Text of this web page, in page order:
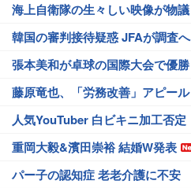
海上自衛隊の生々しい映像が物議
韓国の審判接待疑惑 JFAが調査へ
張本美和が卓球の国際大会で優勝
藤原竜也、「労務改善」アピール
人気YouTuber 白ビキニ加工否定
重岡大毅&濱田崇裕 結婚W発表
パー子の認知症 老老介護に不安